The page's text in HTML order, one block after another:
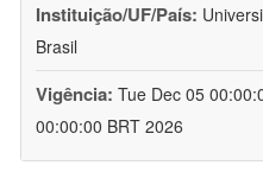
Instituição/UF/País:
Brasil
Vigência: Tue Dec 05
00:00:00 BRT 2026